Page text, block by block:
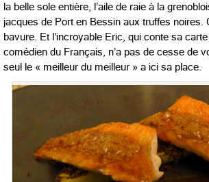
la belle sole entière, l’aile de raie à la
jacques de Port en Bessin aux truffes noires.
bavure. Et l’incroyable Eric, qui conte sa
comédien du Français, n’a pas de cesse de
seul le « meilleur du meilleur » a ici sa place.